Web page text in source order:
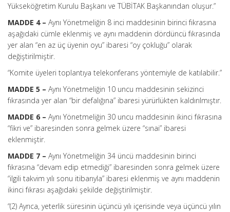
Yükseköğretim Kurulu Başkanı ve TÜBİTAK Başkanından oluşur.”
MADDE 4 – Aynı Yönetmeliğin 8 inci maddesinin birinci fıkrasına
aşağıdaki cümle eklenmiş ve aynı maddenin dördüncü fıkrasında
yer alan “en az üç üyenin oyu” ibaresi “oy çokluğu” olarak
değiştirilmiştir.
“Komite üyeleri toplantıya telekonferans yöntemiyle de katılabilir.”
MADDE 5 – Aynı Yönetmeliğin 10 uncu maddesinin sekizinci
fıkrasında yer alan “bir defalığına” ibaresi yürürlükten kaldırılmıştır.
MADDE 6 – Aynı Yönetmeliğin 30 uncu maddesinin ikinci fıkrasına
“fikri ve” ibaresinden sonra gelmek üzere “sınai” ibaresi
eklenmiştir.
MADDE 7 – Aynı Yönetmeliğin 34 üncü maddesinin birinci
fıkrasına “devam edip etmediği” ibaresinden sonra gelmek üzere
“ilgili takvim yılı sonu itibarıyla” ibaresi eklenmiş ve aynı maddenin
ikinci fıkrası aşağıdaki şekilde değiştirilmiştir.
“(2) Ayrıca, yeterlik süresinin üçüncü yılı içerisinde veya üçüncü yılın